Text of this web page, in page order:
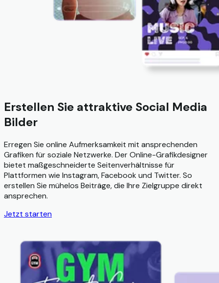
Erstellen Sie attraktive Social Media
Bilder
Erregen Sie online Aufmerksamkeit mit ansprechenden
Grafiken für soziale Netzwerke. Der Online-Grafikdesigner
bietet maßgeschneiderte Seitenverhältnisse für
Plattformen wie Instagram, Facebook und Twitter. So
erstellen Sie mühelos Beiträge, die Ihre Zielgruppe direkt
ansprechen.
Jetzt starten